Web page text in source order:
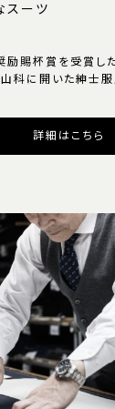
スーツ
賜杯賞を受賞し
科に開いた紳士服
詳細はこちら